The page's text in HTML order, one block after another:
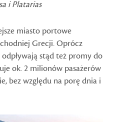
i Platarias
miasto portowe
Grecji. Oprócz
stąd też promy do
ok. 2 milionów pasażerów
bez względu na porę dnia i